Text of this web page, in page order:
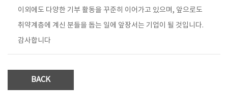
이외에도 다양한 기부 활동을 꾸준히 이어가고 있으며, 앞으로도
취약계층에 계신 분들을 돕는 일에 앞장서는 기업이 될 것입니다.
감사합니다
BACK